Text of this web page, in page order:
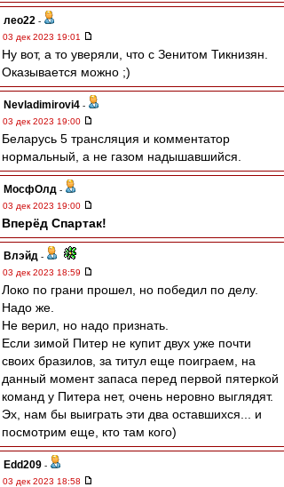
лео22 -
03 дек 2023 19:01
Ну вот, а то уверяли, что с Зенитом Тикнизян.
Оказывается можно ;)
Nevladimirovi4 -
03 дек 2023 19:00
Беларусь 5 трансляция и комментатор
нормальный, а не газом надышавшийся.
МосфОлд -
03 дек 2023 19:00
Вперёд Спартак!
Влэйд -
03 дек 2023 18:59
Локо по грани прошел, но победил по делу.
Надо же.
Не верил, но надо признать.
Если зимой Питер не купит двух уже почти
своих бразилов, за титул еще поиграем, на
данный момент запаса перед первой пятеркой
команд у Питера нет, очень неровно выглядят.
Эх, нам бы выиграть эти два оставшихся... и
посмотрим еще, кто там кого)
Edd209 -
03 дек 2023 18:58